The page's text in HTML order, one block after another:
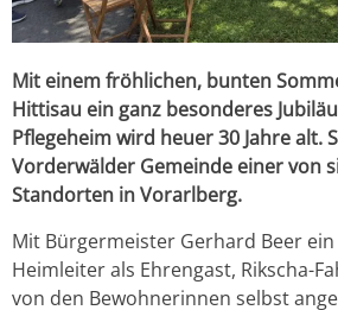
Mit einem fröhlichen, bunten
Hittisau ein ganz besonderes
Pflegeheim wird heuer 30 Jahre alt.
Vorderwälder Gemeinde einer von
Standorten in Vorarlberg.
Mit Bürgermeister Gerhard Beer
Heimleiter als Ehrengast, Rikscha-
von den Bewohnerinnen selbst